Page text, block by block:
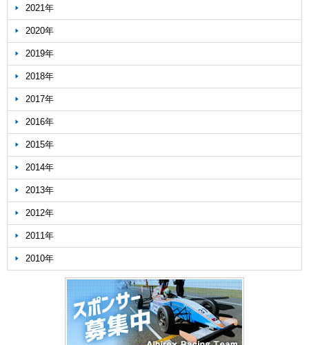
2021年
2020年
2019年
2018年
2017年
2016年
2015年
2014年
2013年
2012年
2011年
2010年